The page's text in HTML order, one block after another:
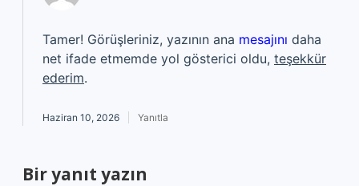
Tamer! Görüşleriniz, yazının ana mesajını daha
net ifade etmemde yol gösterici oldu, teşekkür
ederim.
Haziran 10, 2026 Yanıtla
Bir yanıt yazın